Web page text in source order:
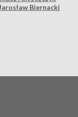
Biernacki